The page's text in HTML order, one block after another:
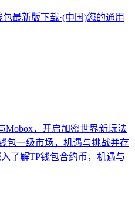
最新版下载·(中国)您的通用
Mobox，开启加密世界新玩法
包一级市场，机遇与挑战并存
了解TP钱包合约币，机遇与